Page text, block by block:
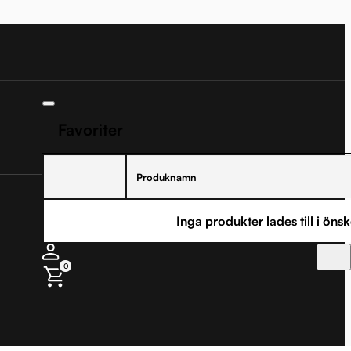
Produknamn
Inga produkter lades till i
0